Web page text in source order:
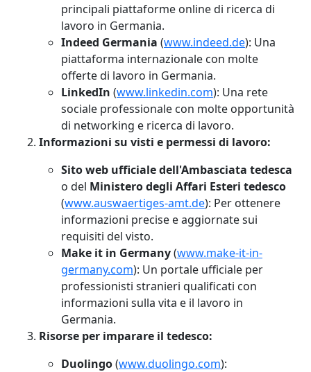
principali piattaforme online di ricerca di
lavoro in Germania.
Indeed Germania (www.indeed.de): Una
piattaforma internazionale con molte
offerte di lavoro in Germania.
LinkedIn (www.linkedin.com): Una rete
sociale professionale con molte opportunità
di networking e ricerca di lavoro.
Informazioni su visti e permessi di lavoro:
Sito web ufficiale dell'Ambasciata tedesca
o del Ministero degli Affari Esteri tedesco
(www.auswaertiges-amt.de): Per ottenere
informazioni precise e aggiornate sui
requisiti del visto.
Make it in Germany(www.make-it-in-
germany.com): Un portale ufficiale per
professionisti stranieri qualificati con
informazioni sulla vita e il lavoro in
Germania.
Risorse per imparare il tedesco:
Duolingo(www.duolingo.com):